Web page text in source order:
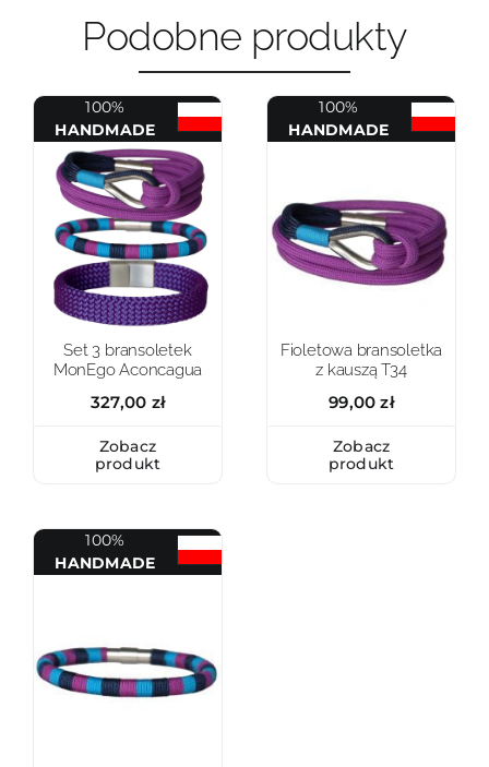
Podobne produkty
100%
HANDMADE
Set 3 bransoletek
MonEgo Aconcagua
327,00 zł
Zobacz
produkt
100%
HANDMADE
Fioletowa bransoletka
z kauszą T34
99,00zł
Zobacz
produkt
100%
HANDMADE